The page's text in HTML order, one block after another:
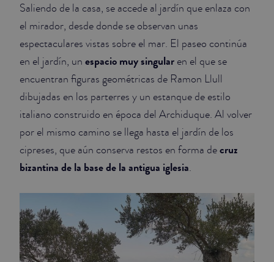
Saliendo de la casa, se accede al jardín que enlaza con
el mirador, desde donde se observan unas
espectaculares vistas sobre el mar. El paseo continúa
en el jardín, un espacio muy singular en el que se
encuentran figuras geométricas de Ramon Llull
dibujadas en los parterres y un estanque de estilo
italiano construido en época del Archiduque. Al volver
por el mismo camino se llega hasta el jardín de los
cipreses, que aún conserva restos en forma decruz
bizantina de la base de la antigua iglesia.